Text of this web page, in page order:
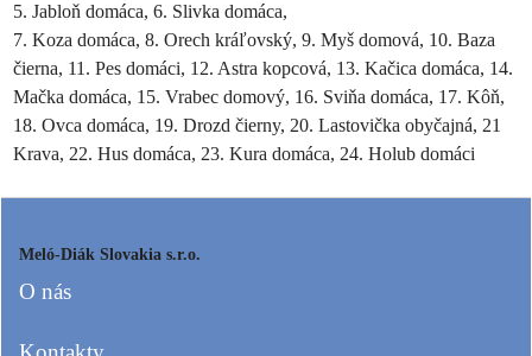
5. Jabloň domáca, 6. Slivka domáca,
7. Koza domáca, 8. Orech kráľovský, 9. Myš domová, 10. Baza
čierna, 11. Pes domáci, 12. Astra kopcová, 13. Kačica domáca, 14.
Mačka domáca, 15. Vrabec domový, 16. Sviňa domáca, 17. Kôň,
18. Ovca domáca, 19. Drozd čierny, 20. Lastovička obyčajná, 21
Krava, 22. Hus domáca, 23. Kura domáca, 24. Holub domáci
Meló-Diák Slovakia s.r.o.
O nás